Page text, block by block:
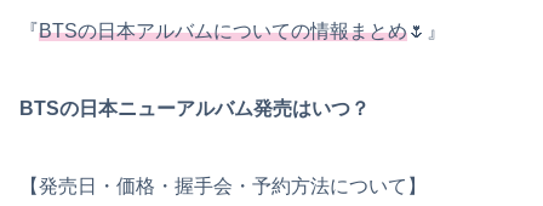
『BTSの日本アルバムについての情報まとめ🌷』
BTSの日本ニューアルバム発売はいつ？
【発売日・価格・握手会・予約方法について】